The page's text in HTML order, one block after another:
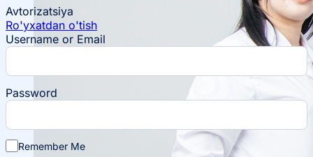
Avtorizatsiya
Ro'yxatdan o'tish
Username or Email
Password
Remember Me